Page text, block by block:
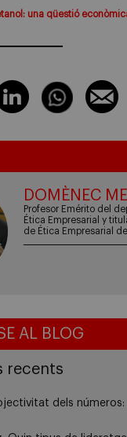
una qüestió
DOMÈNEC
Profesor Emérito del
Ética Empresarial y
de Ética Empresarial
AL BLOG
recents
dels